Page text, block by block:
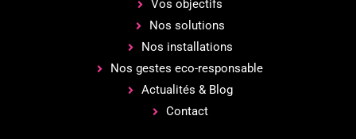
Vos objectifs
Nos solutions
Nos installations
Nos gestes eco-responsable
Actualités & Blog
Contact